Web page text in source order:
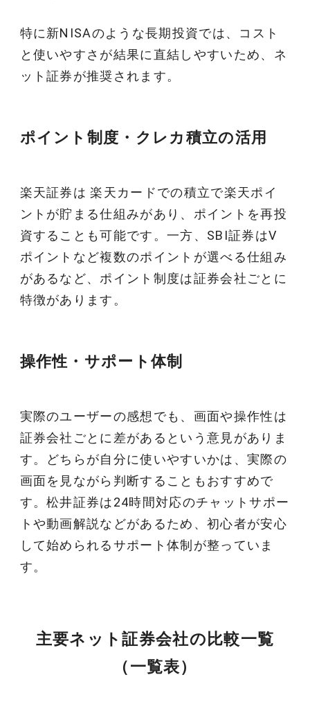
特に新NISAのような長期投資では、コスト
と使いやすさが結果に直結しやすいため、ネ
ット証券が推奨されます。
ポイント制度・クレカ積立の活用
楽天証券は 楽天カードでの積立で楽天ポイ
ントが貯まる仕組みがあり、ポイントを再投
資することも可能です。一方、SBI証券はV
ポイントなど複数のポイントが選べる仕組み
があるなど、ポイント制度は証券会社ごとに
特徴があります。
操作性・サポート体制
実際のユーザーの感想でも、画面や操作性は
証券会社ごとに差があるという意見がありま
す。どちらが自分に使いやすいかは、実際の
画面を見ながら判断することもおすすめで
す。松井証券は24時間対応のチャットサポー
トや動画解説などがあるため、初心者が安心
して始められるサポート体制が整っていま
す。
主要ネット証券会社の比較一覧
（一覧表）